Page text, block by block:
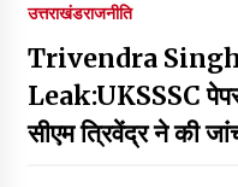
उत्तराखंडराजनीति
Trivendra
Leak:UKSSSC पेपर
सीएम त्रिवेंद्र ने की